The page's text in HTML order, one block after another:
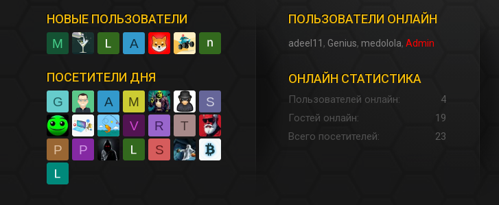
НОВЫЕ ПОЛЬЗОВАТЕЛИ
M A
ПОСЕТИТЕЛИ ДНЯ
G A M
S
V
R
T
P
P S
ПОЛЬЗОВАТЕЛИ ОНЛАЙН
adeel11 Genius medolola Admin
ОНЛАЙН СТАТИСТИКА
Пользователей онлайн
4
Гостей онлайн
19
Всего посетителей
23